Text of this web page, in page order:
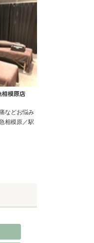
模原店
などお悩み
相模原／駅